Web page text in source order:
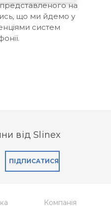
на
що ми йдемо у
систем
від Slinex
ПІДПИСАТИСЯ
Компанія